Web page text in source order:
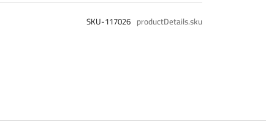
productDetails.sku
SKU-117026